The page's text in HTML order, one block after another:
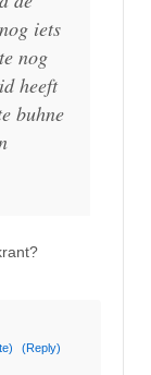
iets
nog
heeft
buhne
(Reply)